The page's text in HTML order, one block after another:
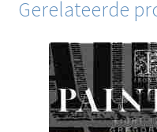
Gerelateerde